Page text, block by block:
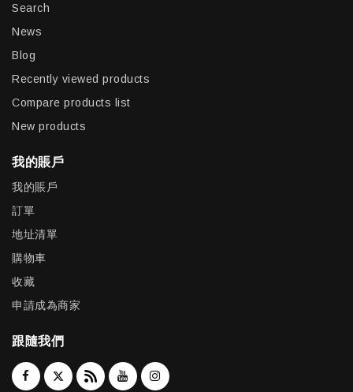
Search
News
Blog
Recently viewed products
Compare products list
New products
我的賬戶
我的賬戶
訂單
地址清單
購物車
收藏
申請成為商家
跟隨我們